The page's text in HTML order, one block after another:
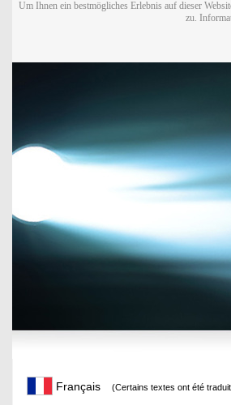
Um Ihnen ein bestmögliches Erlebnis auf dieser
zu.
Français (Certains textes ont été